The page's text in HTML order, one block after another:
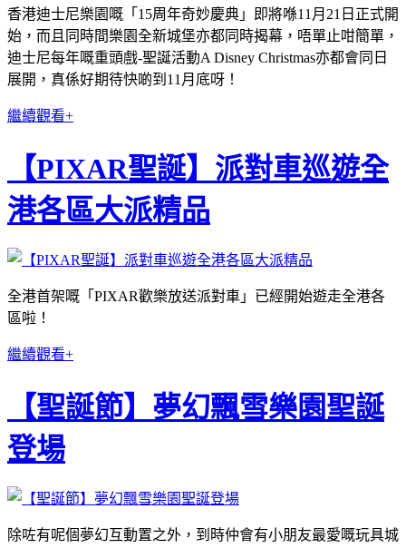
香港迪士尼樂園嘅「15周年奇妙慶典」即將喺11月21日正式開
始，而且同時間樂園全新城堡亦都同時揭幕，唔單止咁簡單，
迪士尼每年嘅重頭戲-聖誕活動A Disney Christmas亦都會同日
展開，真係好期待快啲到11月底呀！
繼續觀看+
【PIXAR聖誕】派對車巡遊全
港各區大派精品
全港首架嘅「PIXAR歡樂放送派對車」已經開始遊走全港各
區啦！
繼續觀看+
【聖誕節】夢幻飄雪樂園聖誕
登場
除咗有呢個夢幻互動置之外，到時仲會有小朋友最愛嘅玩具城